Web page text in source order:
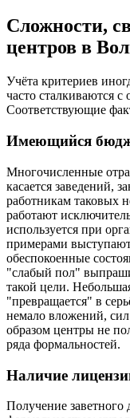
Сложности,
центров в
Учёта критериев
часто сталкиваются
Соответствующие
Имеющийся
Многочисленные
касается заведений,
работникам таковых
работают
используется при
примерами
обеспокоенные
"слабый пол"
такой цели.
"превращается" в
немало вложений,
образом центры не
ряда формальностей.
Наличие
Получение заветного